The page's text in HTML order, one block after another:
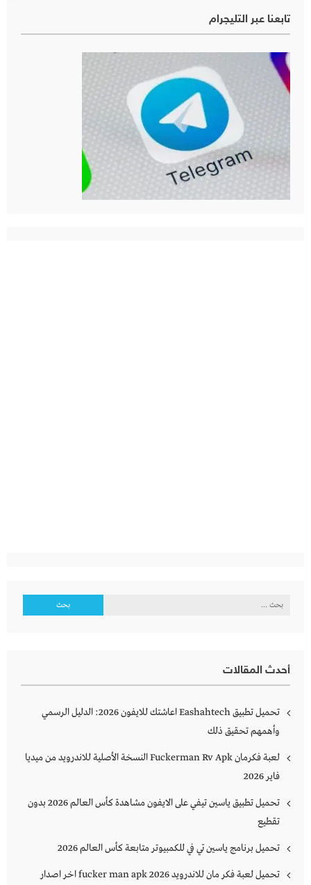
تابعنا عبر التليجرام
البحث
أحدث المقالات
تحميل تطبيق Eashahtech اعاشتك للايفون 2026: الدليل الرسمي
وأهمهم تحقيق ذلك
لعبة فكرمان Fuckerman Rv Apk النسخة الأصلية للاندرويد من ميديا
فاير 2026
تحميل تطبيق ياسين تيفي على الايفون مشاهدة كأس العالم 2026 بدون
تقطيع
تحميل برنامج ياسين تي في للكمبيوتر متابعة كأس العالم 2026
تحميل لعبة فكر مان للاندرويد 2026 fucker man apk اخر اصدار